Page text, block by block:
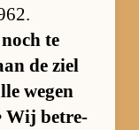
te
de ziel
we­gen
Wij be­tre­